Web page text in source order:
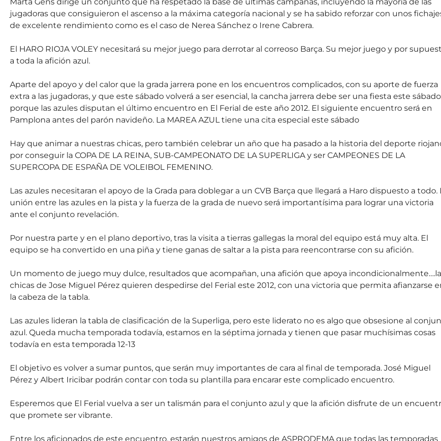
jugadoras que consiguieron el ascenso a la máxima categoría nacional y se ha sabido reforzar con unos
de excelente rendimiento como es el caso de Nerea Sánchez o Irene Cabrera.
El HARO RIOJA VOLEY necesitará su mejor juego para derrotar al correoso Barça. Su mejor juego y por
a toda la afición azul.
Aparte del apoyo y del calor que la grada jarrera pone en los encuentros complicados, con su aporte de fuerza
extra a las jugadoras, y que este sábado volverá a ser esencial, la cancha jarrera debe ser una fiesta este sábado
porque las azules disputan el último encuentro en El Ferial de este año 2012. El siguiente encuentro será en
Pamplona antes del parón navideño. La MAREA AZUL tiene una cita especial este sábado
Hay que animar a nuestras chicas, pero también celebrar un año que ha pasado a la historia del deporte
por conseguir la COPA DE LA REINA, SUB-CAMPEONATO DE LA SUPERLIGA y ser CAMPEONES DE LA
SUPERCOPA DE ESPAÑA DE VOLEIBOL FEMENINO.
Las azules necesitaran el apoyo de la Grada para doblegar a un CVB Barça que llegará a Haro dispuesto a todo.
unión entre las azules en la pista y la fuerza de la grada de nuevo será importantísima para lograr una victoria
ante el conjunto revelación.
Por nuestra parte y en el plano deportivo, tras la visita a tierras gallegas la moral del equipo está muy alta. El
equipo se ha convertido en una piña y tiene ganas de saltar a la pista para reencontrarse con su afición.
Un momento de juego muy dulce, resultados que acompañan, una afición que apoya
chicas de Jose Miguel Pérez quieren despedirse del Ferial este 2012, con una victoria que permita afianzarse
la cabeza de la tabla.
Las azules lideran la tabla de clasificación de la Superliga, pero este liderato no es algo que obsesione al
azul. Queda mucha temporada todavía, estamos en la séptima jornada y tienen que pasar muchísimas cosas
todavía en esta temporada 12-13
El objetivo es volver a sumar puntos, que serán muy importantes de cara al final de temporada. José Miguel
Pérez y Albert Iricibar podrán contar con toda su plantilla para encarar este complicado encuentro.
Esperemos que El Ferial vuelva a ser un talismán para el conjunto azul y que la afición disfrute de un
que promete ser vibrante.
Entre los aficionados de este encuentro, estarán nuestros amigos de ASPRODEMA que todas las temporadas